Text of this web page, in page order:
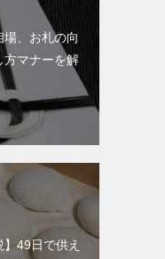
、お札の向
方マナーを解
49日で供え